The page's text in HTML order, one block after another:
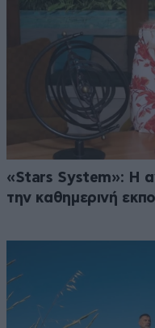
«Stars System»: Η
την καθημερινή